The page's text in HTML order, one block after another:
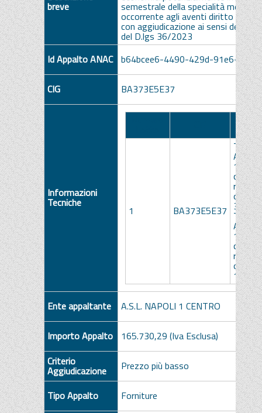
breve semestrale della specialità
occorrente agli aventi diritto
con aggiudicazione ai sensi
del D.lgs 36/2023
Id Appalto ANAC b64bcee6-4490-429d-91e6-
CIG BA373E5E37
Informazioni
Tecniche
1 BA373E5E37
10 mg
capsule
rigide
orale
30cps
10 mg
capsule
rigide
orale
180cps
Ente appaltante A.S.L. NAPOLI 1 CENTRO
Importo Appalto
165.730,29 (Iva Esclusa)
Criterio
Aggiudicazione Prezzo più basso
Tipo Appalto
Forniture